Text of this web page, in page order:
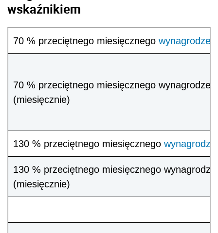
wskaźnikiem
70 % przeciętnego miesięcznego
70 % przeciętnego miesięcznego
(miesięcznie)
130 % przeciętnego miesięcznego
130 % przeciętnego miesięcznego
(miesięcznie)